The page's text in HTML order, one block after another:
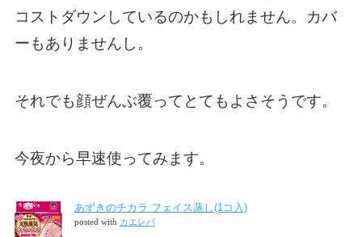
コストダウンしているのかもしれません。カバ
ーもありませんし。
それでも顔ぜんぶ覆ってとてもよさそうです。
今夜から早速使ってみます。
あずきのチカラ フェイス蒸し(1コ入)
posted with カエレバ